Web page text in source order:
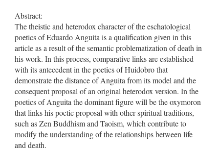
Abstract:
The theistic and heterodox character of the eschatological
poetics of Eduardo Anguita is a qualification given in this
article as a result of the semantic problematization of death in
his work. In this process, comparative links are established
with its antecedent in the poetics of Huidobro that
demonstrate the distance of Anguita from its model and the
consequent proposal of an original heterodox version. In the
poetics of Anguita the dominant figure will be the oxymoron
that links his poetic proposal with other spiritual traditions,
such as Zen Buddhism and Taoism, which contribute to
modify the understanding of the relationships between life
and death.